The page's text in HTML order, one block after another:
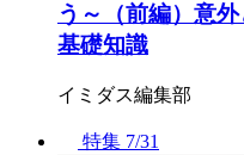
う～（前編）意
基礎知識
イミダス編集部
特集 7/31